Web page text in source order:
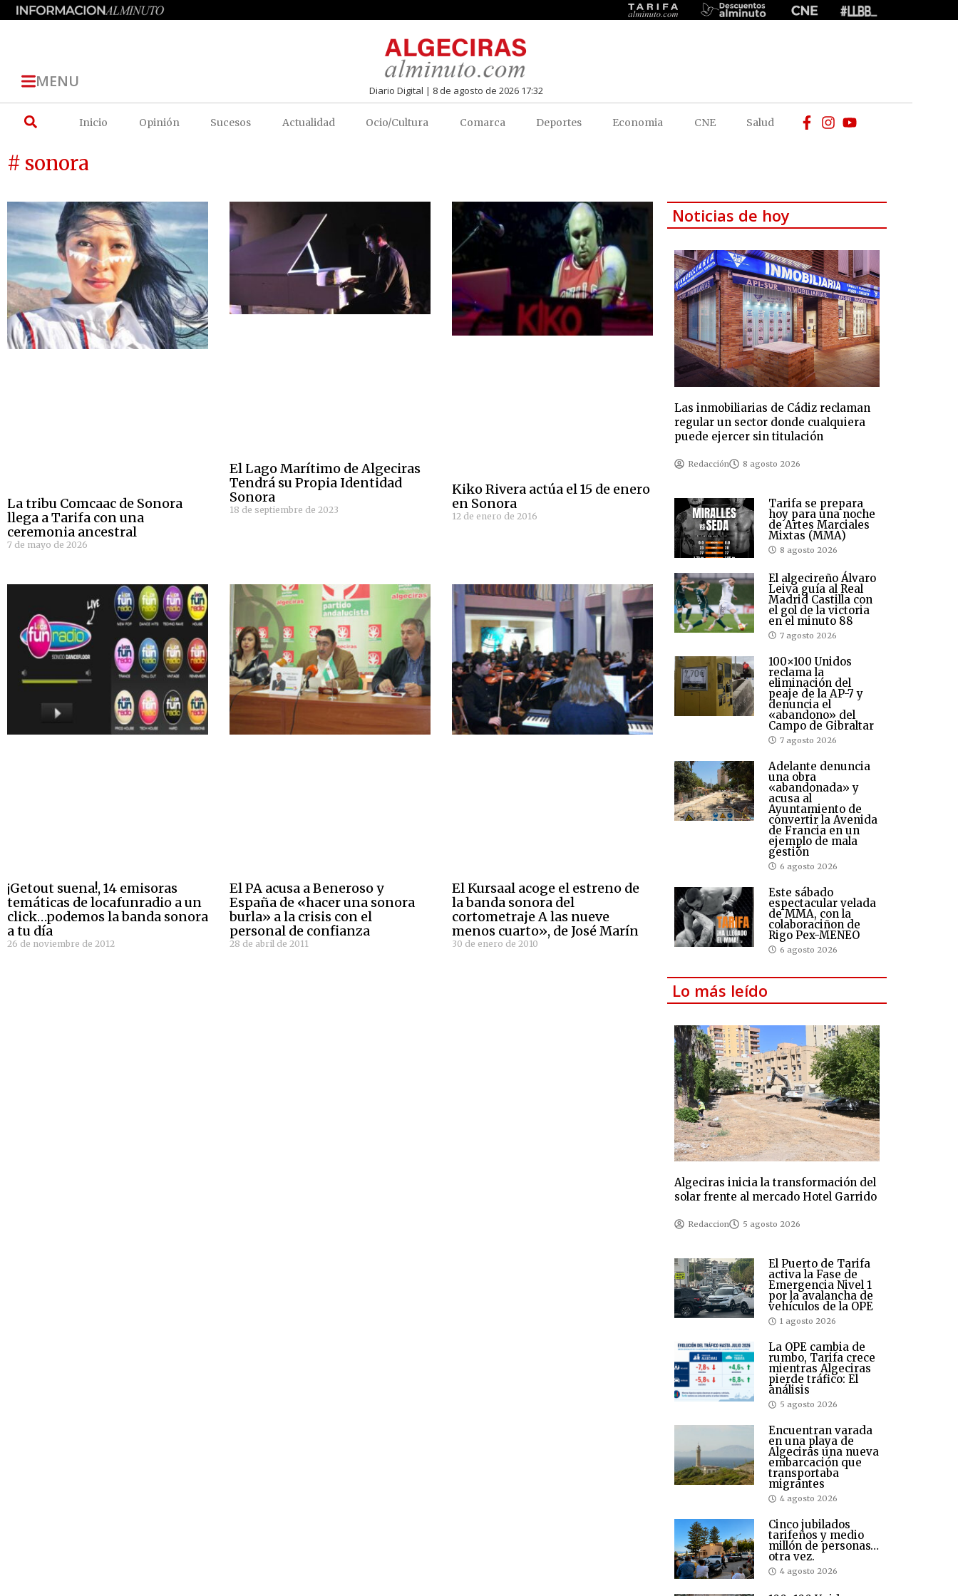
MENU Diario Digital | 8 de agosto de 2026 17:32
Inicio Opinión Sucesos Actualidad Ocio/Cultura Comarca Deportes Economia CNE Salud
# sonora
La tribu Comcaac de Sonora
llega a Tarifa con una
ceremonia ancestral
7 de mayo de 2026
El Lago Marítimo de Algeciras
Tendrá su Propia Identidad
Sonora
18 de septiembre de 2023
Kiko Rivera actúa el 15 de enero
en Sonora
12 de enero de 2016
¡Getout suena!, 14 emisoras
temáticas de locafunradio a un
click…podemos la banda sonora
a tu día
26 de noviembre de 2012
El PA acusa a Beneroso y
España de «hacer una sonora
burla» a la crisis con el
personal de confianza
28 de abril de 2011
El Kursaal acoge el estreno de
la banda sonora del
cortometraje A las nueve
menos cuarto», de José Marín
30 de enero de 2010
Noticias de hoy
Las inmobiliarias de Cádiz reclaman
regular un sector donde cualquiera
puede ejercer sin titulación
Redacción 8 agosto 2026
Tarifa se prepara
hoy para una noche
de Artes Marciales
Mixtas (MMA)
8 agosto 2026
El algecireño Álvaro
Leiva guía al Real
Madrid Castilla con
el gol de la victoria
en el minuto 88
7 agosto 2026
100×100 Unidos
reclama la
eliminación del
peaje de la AP-7 y
denuncia el
«abandono» del
Campo de Gibraltar
7 agosto 2026
Adelante denuncia
una obra
«abandonada» y
acusa al
Ayuntamiento de
convertir la Avenida
de Francia en un
ejemplo de mala
gestión
6 agosto 2026
Este sábado
espectacular velada
de MMA, con la
colaboraciñon de
Rigo Pex-MENEO
6 agosto 2026
Lo más leído
Algeciras inicia la transformación del
solar frente al mercado Hotel Garrido
Redaccion 5 agosto 2026
El Puerto de Tarifa
activa la Fase de
Emergencia Nivel 1
por la avalancha de
vehículos de la OPE
1 agosto 2026
La OPE cambia de
rumbo, Tarifa crece
mientras Algeciras
pierde tráfico: El
análisis
5 agosto 2026
Encuentran varada
en una playa de
Algeciras una nueva
embarcación que
transportaba
migrantes
4 agosto 2026
Cinco jubilados
tarifeños y medio
millón de personas…
otra vez.
4 agosto 2026